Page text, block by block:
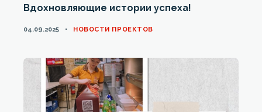
Вдохновляющие истории успеха!
04.09.2025 CATEGORIES
НОВОСТИ ПРОЕКТОВ